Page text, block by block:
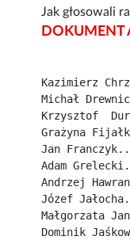
Jak głosowali
DOKUMENT
Kazimierz
Michał
Krzysztof
Grażyna
Jan
Adam
Andrzej
Józef
Dominik